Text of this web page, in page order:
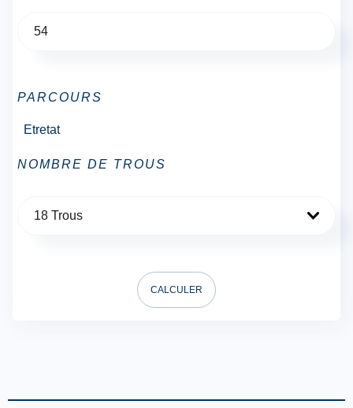
PARCOURS
Etretat
NOMBRE DE TROUS
18 Trous
CALCULER